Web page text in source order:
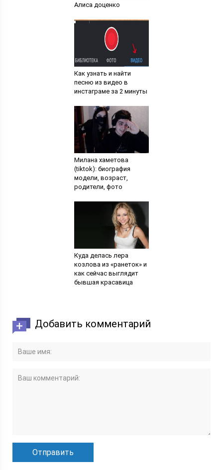
Алиса доценко
Как узнать и найти
песню из видео в
инстаграме за 2 минуты
Милана хаметова
(tiktok): биография
модели, возраст,
родители, фото
Куда делась лера
козлова из «ранеток» и
как сейчас выглядит
бывшая красавица
Добавить комментарий